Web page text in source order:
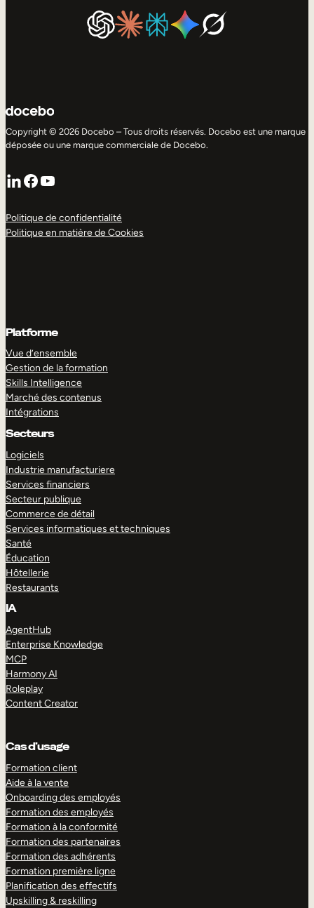
Copyright © 2026 Docebo – Tous droits réservés. Docebo est une marque
déposée ou une marque commerciale de Docebo.
LinkedIn
Facebook
YouTube
Politique de confidentialité
Politique en matière de Cookies
Platforme
Vue d’ensemble
Gestion de la formation
Skills Intelligence
Marché des contenus
Intégrations
Secteurs
Logiciels
Industrie manufacturiere
Services financiers
Secteur publique
Commerce de détail
Services informatiques et techniques
Santé
Éducation
Hôtellerie
Restaurants
IA
AgentHub
Enterprise Knowledge
MCP
Harmony AI
Roleplay
Content Creator
Cas d’usage
Formation client
Aide à la vente
Onboarding des employés
Formation des employés
Formation à la conformité
Formation des partenaires
Formation des adhérents
Formation première ligne
Planification des effectifs
Upskilling & reskilling